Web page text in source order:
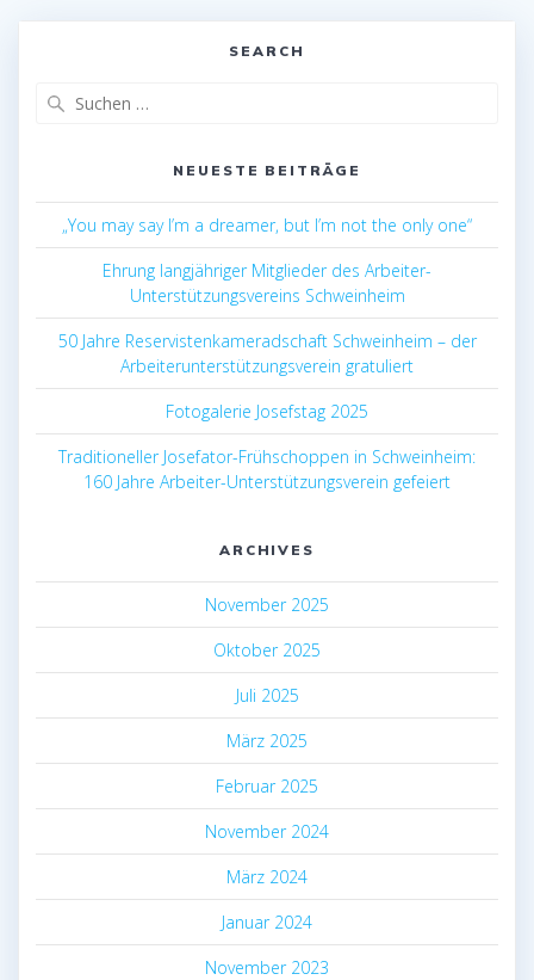
SEARCH
NEUESTE BEITRÄGE
„You may say I’m a dreamer, but I’m not the only one“
Ehrung langjähriger Mitglieder des Arbeiter-
Unterstützungsvereins Schweinheim
50 Jahre Reservistenkameradschaft Schweinheim – der
Arbeiterunterstützungsverein gratuliert
Fotogalerie Josefstag 2025
Traditioneller Josefator-Frühschoppen in Schweinheim:
160 Jahre Arbeiter-Unterstützungsverein gefeiert
ARCHIVES
November 2025
Oktober 2025
Juli 2025
März 2025
Februar 2025
November 2024
März 2024
Januar 2024
November 2023